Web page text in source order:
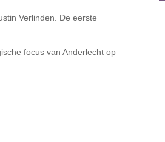
Verlinden. De eerste
focus van Anderlecht op